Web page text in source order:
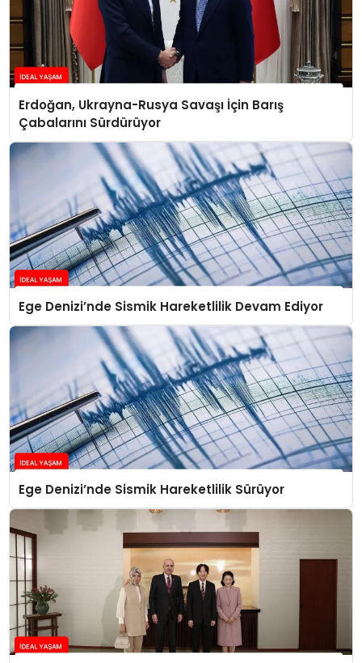
Erdoğan, Ukrayna-Rusya Savaşı İçin Barış
Çabalarını Sürdürüyor
Ege Denizi’nde Sismik Hareketlilik Devam Ediyor
Ege Denizi’nde Sismik Hareketlilik Sürüyor